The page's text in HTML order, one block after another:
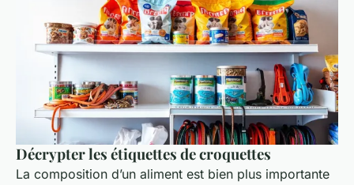
Décrypter les étiquettes de croquettes
La composition d’un aliment est bien plus importante